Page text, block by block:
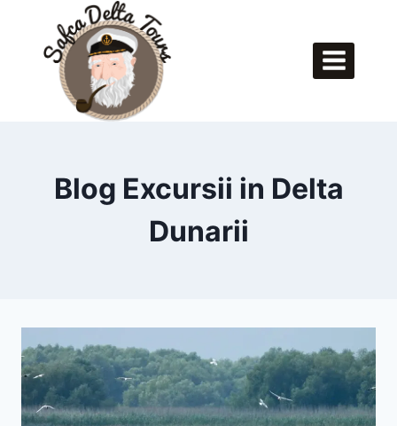
content
Blog Excursii in Delta
Dunarii